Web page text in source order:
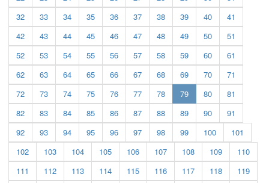
32
33 34 35 36 37 38 39 40
41
42
43 44 45 46 47 48 49 50
51
52
53 54 55 56 57 58 59 60
61
62
63 64 65 66 67 68 69 70
71
72
73 74 75 76 77 78 79(current)
80
81
82
83 84 85 86 87 88 89 90
91
92
93 94 95 96 97 98 99 100
101
102
103 104 105 106 107 108 109
110
111
112 113 114 115 116 117 118
119